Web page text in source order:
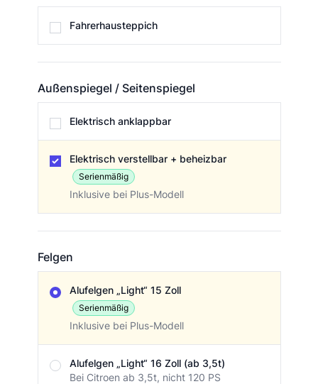
Fahrerhausteppich
Außenspiegel / Seitenspiegel
Elektrisch anklappbar
Elektrisch verstellbar + beheizbar
Serienmäßig
Inklusive bei Plus-Modell
Felgen
Alufelgen „Light“ 15 Zoll
Serienmäßig
Inklusive bei Plus-Modell
Alufelgen „Light“ 16 Zoll (ab 3,5t)
Bei Citroen ab 3,5t, nicht 120 PS